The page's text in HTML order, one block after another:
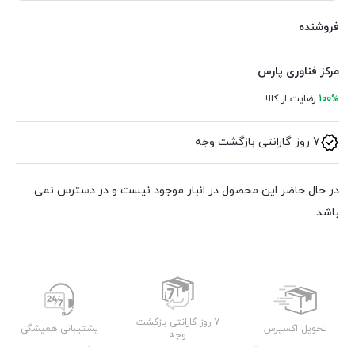
فروشنده
مرکز فناوری پارس
100% رضایت از کالا
7 روز گارانتی بازگشت وجه
در حال حاضر این محصول در انبار موجود نیست و در دسترس نمی
باشد.
تحویل اکسپرس
7 روز گارانتی بازگشت
وجه
پشتیبانی همیشگی